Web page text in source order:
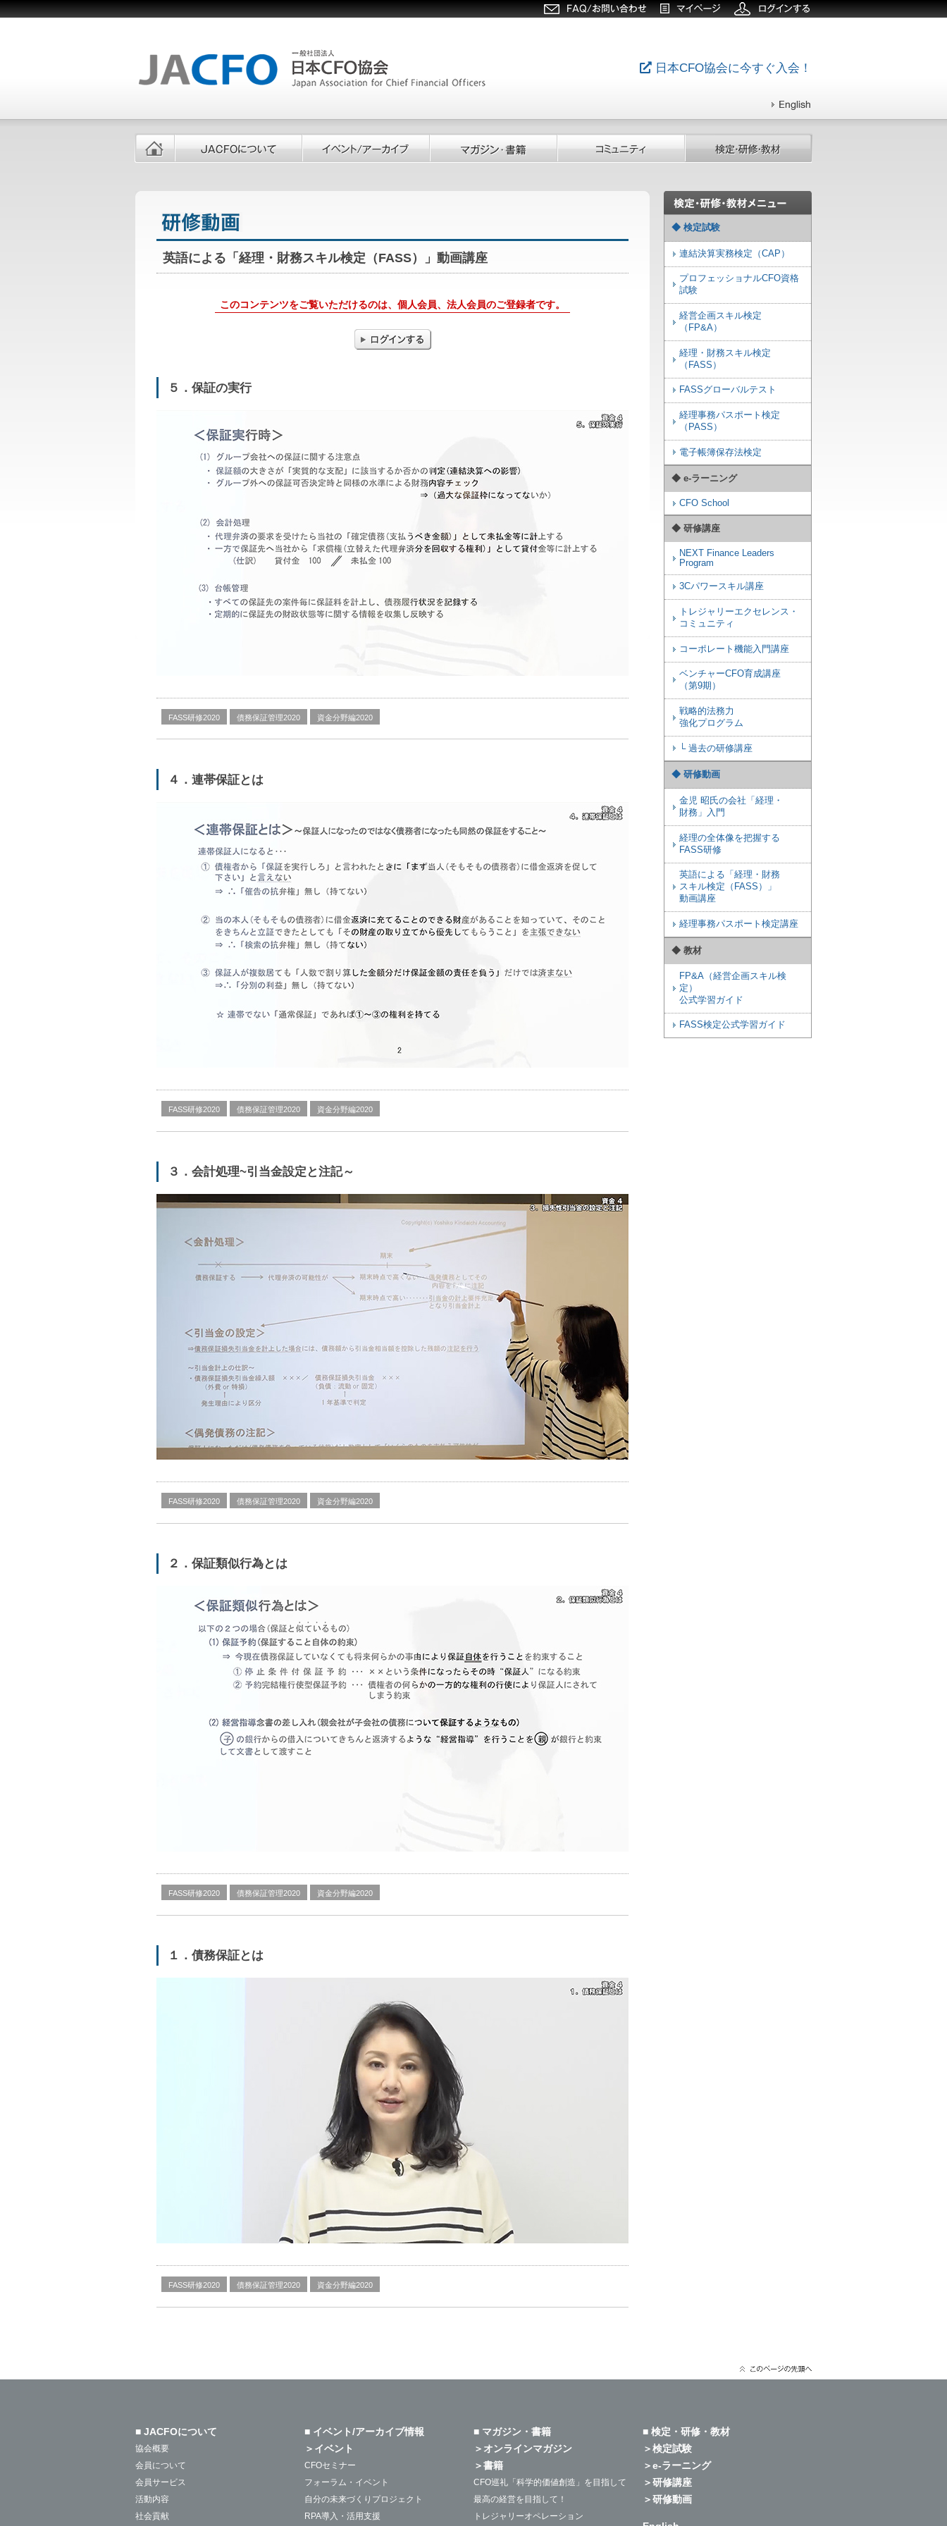
日本CFO協会に今すぐ入会！
英語による「経理・財務スキル検定（FASS）」動画講座
このコンテンツをご覧いただけるのは、個人会員、法人会員のご登録者です。
５．保証の実行
FASS研修2020 債務保証管理2020 資金分野編2020
４．連帯保証とは
FASS研修2020 債務保証管理2020 資金分野編2020
３．会計処理~引当金設定と注記～
FASS研修2020 債務保証管理2020 資金分野編2020
２．保証類似行為とは
FASS研修2020 債務保証管理2020 資金分野編2020
１．債務保証とは
FASS研修2020 債務保証管理2020 資金分野編2020
◆ 検定試験
連結決算実務検定（CAP）
プロフェッショナルCFO資格
試験
経営企画スキル検定
（FP&A）
経理・財務スキル検定
（FASS）
FASSグローバルテスト
経理事務パスポート検定
（PASS）
電子帳簿保存法検定
◆ e-ラーニング
CFO School
◆ 研修講座
NEXT Finance Leaders
Program
3Cパワースキル講座
トレジャリーエクセレンス・
コミュニティ
コーポレート機能入門講座
ベンチャーCFO育成講座
（第9期）
戦略的法務力
強化プログラム
└ 過去の研修講座
◆ 研修動画
金児 昭氏の会社「経理・
財務」入門
経理の全体像を把握する
FASS研修
英語による「経理・財務
スキル検定（FASS）」
動画講座
経理事務パスポート検定講座
◆ 教材
FP&A（経営企画スキル検
定）
公式学習ガイド
FASS検定公式学習ガイド
■ JACFOについて
協会概要
会員について
会員サービス
活動内容
社会貢献
■ イベント/アーカイブ情報
＞イベント
CFOセミナー
フォーラム・イベント
自分の未来づくりプロジェクト
RPA導入・活用支援
■ マガジン・書籍
＞オンラインマガジン
＞書籍
CFO巡礼「科学的価値創造」を目指して
最高の経営を目指して！
トレジャリーオペレーション
■ 検定・研修・教材
＞検定試験
＞e-ラーニング
＞研修講座
＞研修動画